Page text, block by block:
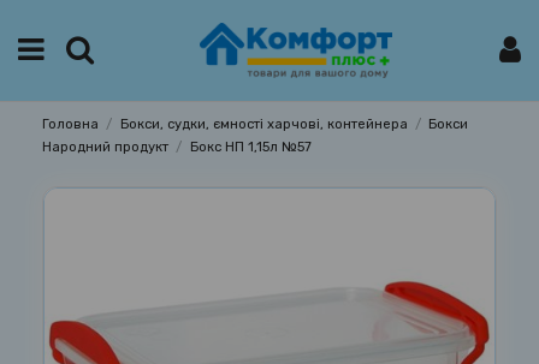
Головна Бокси, судки, ємності харчові, контейнера
Бокси
Народний продукт
Бокс НП 1,15л №57